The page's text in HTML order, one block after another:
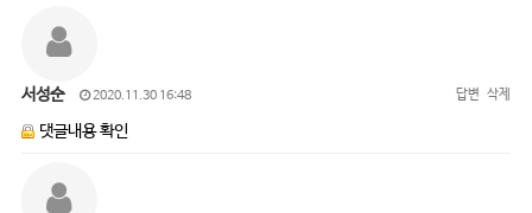
서성순 2020.11.30 16:48 답변 삭제
댓글내용 확인